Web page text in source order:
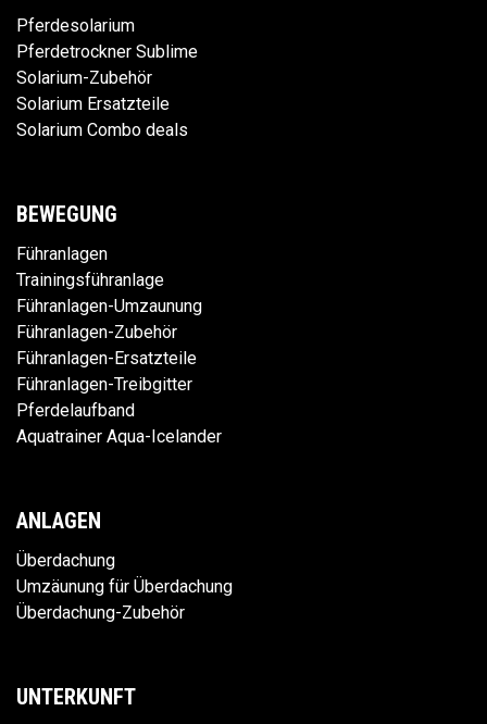
Pferdesolarium
Pferdetrockner Sublime
Solarium-Zubehör
Solarium Ersatzteile
Solarium Combo deals
BEWEGUNG
Führanlagen
Trainingsführanlage
Führanlagen-Umzaunung
Führanlagen-Zubehör
Führanlagen-Ersatzteile
Führanlagen-Treibgitter
Pferdelaufband
Aquatrainer Aqua-Icelander
ANLAGEN
Überdachung
Umzäunung für Überdachung
Überdachung-Zubehör
UNTERKUNFT